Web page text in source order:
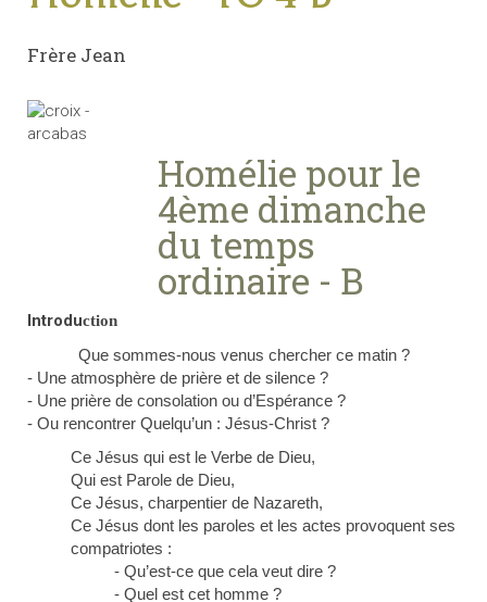
Frère Jean
Homélie pour le
4ème dimanche
du temps
ordinaire - B
Introduction
Que sommes-nous venus chercher ce matin ?
- Une atmosphère de prière et de silence ?
- Une prière de consolation ou d’Espérance ?
- Ou rencontrer Quelqu’un : Jésus-Christ ?
Ce Jésus qui est le Verbe de Dieu,
Qui est Parole de Dieu,
Ce Jésus, charpentier de Nazareth,
Ce Jésus dont les paroles et les actes provoquent ses
compatriotes :
- Qu’est-ce que cela veut dire ?
- Quel est cet homme ?